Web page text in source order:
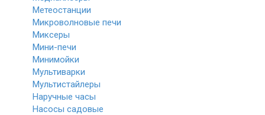
Метеостанции
Микроволновые печи
Миксеры
Мини-печи
Минимойки
Мультиварки
Мультистайлеры
Наручные часы
Насосы садовые